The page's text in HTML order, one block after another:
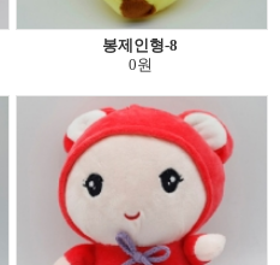
봉제인형-8
0원